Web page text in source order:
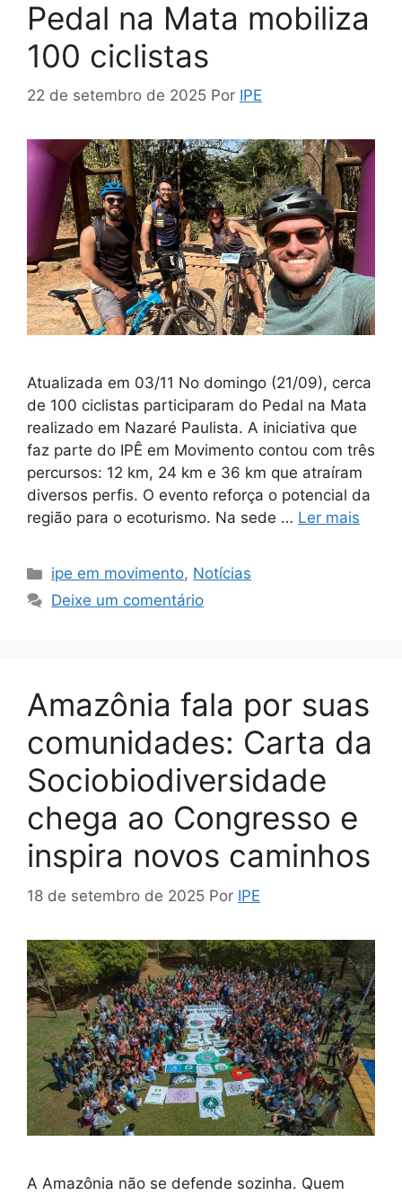
Pedal na Mata mobiliza
100 ciclistas
22 de setembro de 2025 Por IPE
Atualizada em 03/11 No domingo (21/09), cerca
de 100 ciclistas participaram do Pedal na Mata
realizado em Nazaré Paulista. A iniciativa que
faz parte do IPÊ em Movimento contou com três
percursos: 12 km, 24 km e 36 km que atraíram
diversos perfis. O evento reforça o potencial da
região para o ecoturismo. Na sede … Ler mais
ipe em movimento, Notícias
Deixe um comentário
Amazônia fala por suas
comunidades: Carta da
Sociobiodiversidade
chega ao Congresso e
inspira novos caminhos
18 de setembro de 2025 Por IPE
A Amazônia não se defende sozinha. Quem